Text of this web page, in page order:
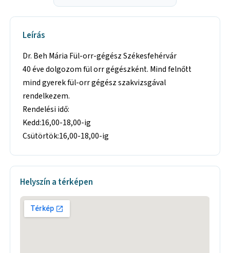
Leírás
Dr. Beh Mária Fül-orr-gégész Székesfehérvár
40 éve dolgozom fül orr gégészként. Mind felnőtt
mind gyerek fül-orr gégész szakvizsgával
rendelkezem.
Rendelési idő:
Kedd:16,00-18,00-ig
Csütörtök:16,00-18,00-ig
Helyszín a térképen